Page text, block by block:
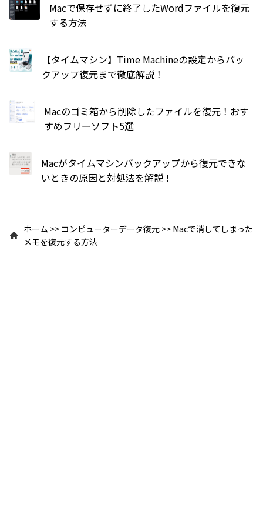
Macで保存せずに終了したWordファイルを復元
する方法
【タイムマシン】Time Machineの設定からバッ
クアップ復元まで徹底解説！
Macのゴミ箱から削除したファイルを復元！おす
すめフリーソフト5選
Macがタイムマシンバックアップから復元できな
いときの原因と対処法を解説！
ホーム >> コンピューターデータ復元 >> Macで消してしまった
メモを復元する方法